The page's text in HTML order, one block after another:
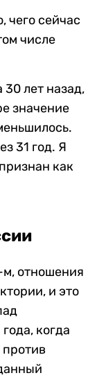
чего сейчас
числе
30 лет назад,
значение
31 год. Я
как
м, отношения
и это
когда